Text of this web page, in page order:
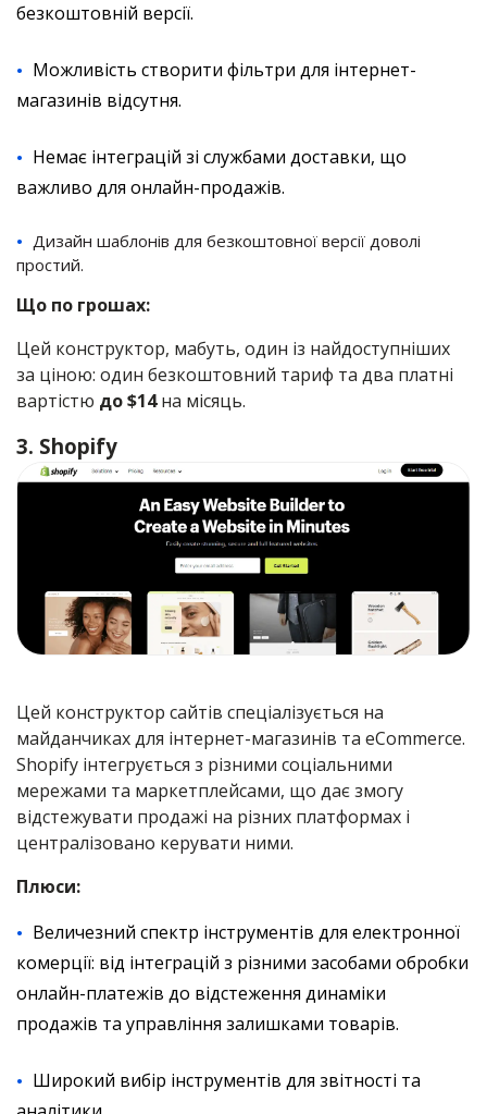
безкоштовній версії.
Можливість створити фільтри для інтернет-
магазинів відсутня.
Немає інтеграцій зі службами доставки, що
важливо для онлайн-продажів.
Дизайн шаблонів для безкоштовної версії доволі
простий.
Що по грошах:
Цей конструктор, мабуть, один із найдоступніших
за ціною: один безкоштовний тариф та два платні
вартістю до $14на місяць.
3. Shopify
Цей конструктор сайтів спеціалізується на
майданчиках для інтернет-магазинів та eCommerce.
Shopify інтегрується з різними соціальними
мережами та маркетплейсами, що дає змогу
відстежувати продажі на різних платформах і
централізовано керувати ними.
Плюси:
Величезний спектр інструментів для електронної
комерції: від інтеграцій з різними засобами обробки
онлайн-платежів до відстеження динаміки
продажів та управління залишками товарів.
Широкий вибір інструментів для звітності та